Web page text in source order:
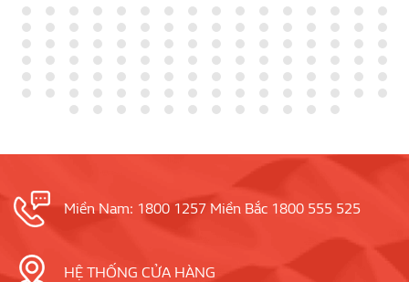
Miền Nam: 1800 1257 Miền Bắc 1800 555 525
HỆ THỐNG CỬA HÀNG